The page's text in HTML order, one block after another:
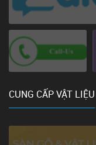
CUNG CẤP VẬT LIỆU